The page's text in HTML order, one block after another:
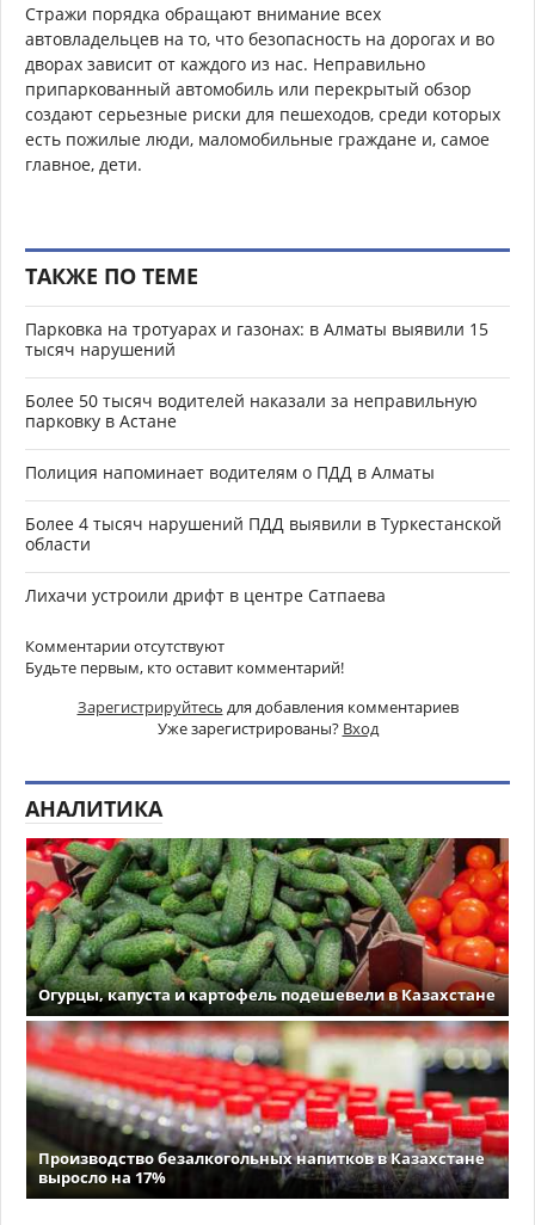
Стражи порядка обращают внимание всех
автовладельцев на то, что безопасность на дорогах и во
дворах зависит от каждого из нас. Неправильно
припаркованный автомобиль или перекрытый обзор
создают серьезные риски для пешеходов, среди которых
есть пожилые люди, маломобильные граждане и, самое
главное, дети.
ТАКЖЕ ПО ТЕМЕ
Парковка на тротуарах и газонах: в Алматы выявили 15
тысяч нарушений
Более 50 тысяч водителей наказали за неправильную
парковку в Астане
Полиция напоминает водителям о ПДД в Алматы
Более 4 тысяч нарушений ПДД выявили в Туркестанской
области
Лихачи устроили дрифт в центре Сатпаева
Комментарии отсутствуют
Будьте первым, кто оставит комментарий!
Зарегистрируйтесь для добавления комментариев
Уже зарегистрированы? Вход
АНАЛИТИКА
Огурцы, капуста и картофель подешевели в Казахстане
Производство безалкогольных напитков в Казахстане
выросло на 17%